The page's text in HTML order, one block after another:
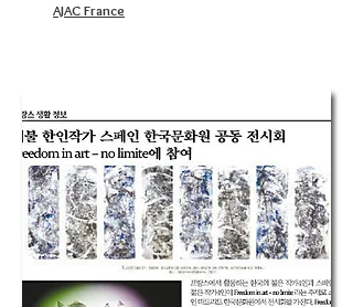
AJAC France